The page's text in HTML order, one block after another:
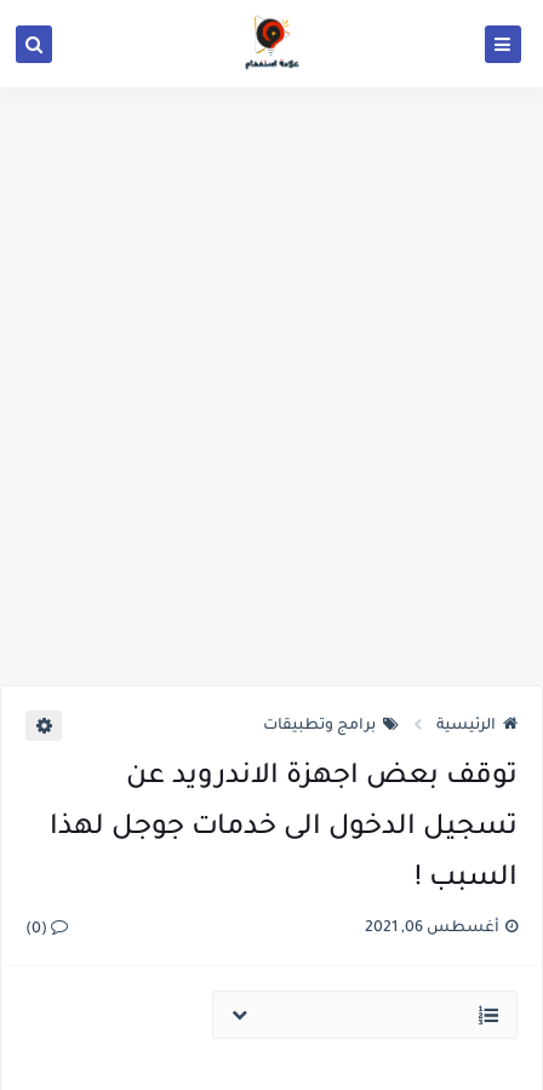
الرئيسية برامج وتطبيقات
توقف بعض اجهزة الاندرويد عن
تسجيل الدخول الى خدمات جوجل لهذا
السبب !
أغسطس 06, 2021 (0)